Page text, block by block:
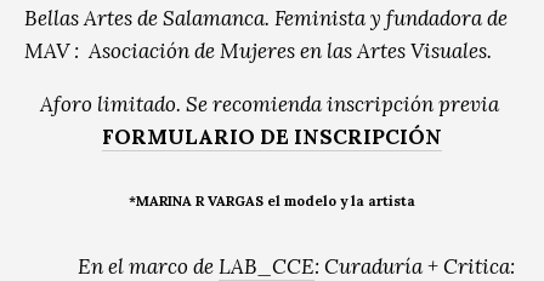
Bellas Artes de Salamanca. Feminista y fundadora de
MAV : Asociación de Mujeres en las Artes Visuales.
Aforo limitado. Se recomienda inscripción previa
FORMULARIO DE INSCRIPCIÓN
*MARINA R VARGAS el modelo y la artista
En el marco deLAB_CCE: Curaduría + Critica: